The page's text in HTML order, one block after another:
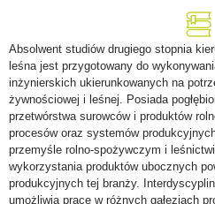
Absolwent studiów drugiego stopnia
leśna jest przygotowany do
inżynierskich ukierunkowanych na
żywnościowej i leśnej. Posiada
przetwórstwa surowców i produktów
procesów oraz systemów
przemyśle rolno-spożywczym i
wykorzystania produktów ubocznych
produkcyjnych tej branży.
umożliwia pracę w różnych gałęziach